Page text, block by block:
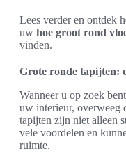
Lees verder en ontdek
uw hoe groot rond
vinden.
Grote ronde tapijten:
Wanneer u op zoek
uw interieur, overweeg
tapijten zijn niet alleen
vele voordelen en
ruimte.